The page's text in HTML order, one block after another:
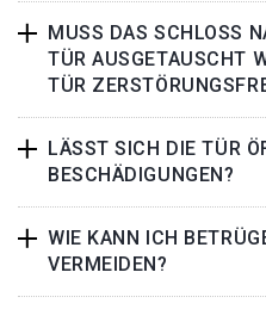
MUSS DAS SCHLOSS
TÜR AUSGETAUSCHT
TÜR
LÄSST SICH DIE TÜR
BESCHÄDIGUNGEN?
WIE KANN ICH
VERMEIDEN?